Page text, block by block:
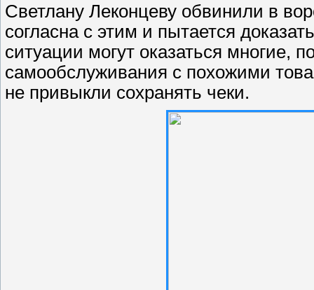
Светлану Леконцеву обвинили в
согласна с этим и пытается
ситуации могут оказаться многие,
самообслуживания с похожими
не привыкли сохранять чеки.